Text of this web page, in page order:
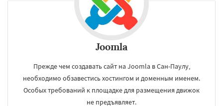
Joomla
Прежде чем создавать сайт на Joomla в Сан-Паулу,
необходимо обзавестись хостингом и доменным именем.
Особых требований к площадке для размещения движок
не предъявляет.